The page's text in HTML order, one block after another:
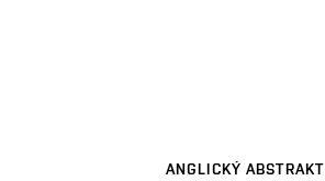
ANGLICKÝ ABSTRAKT